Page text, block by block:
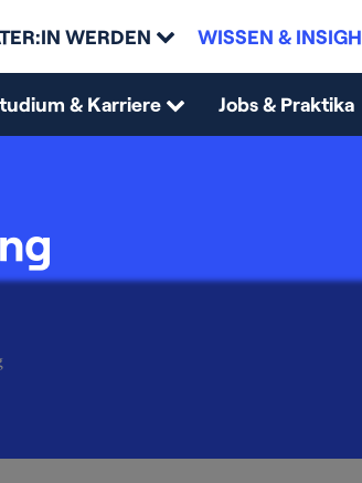
WERDEN WISSEN &
& Karriere Jobs & Praktika